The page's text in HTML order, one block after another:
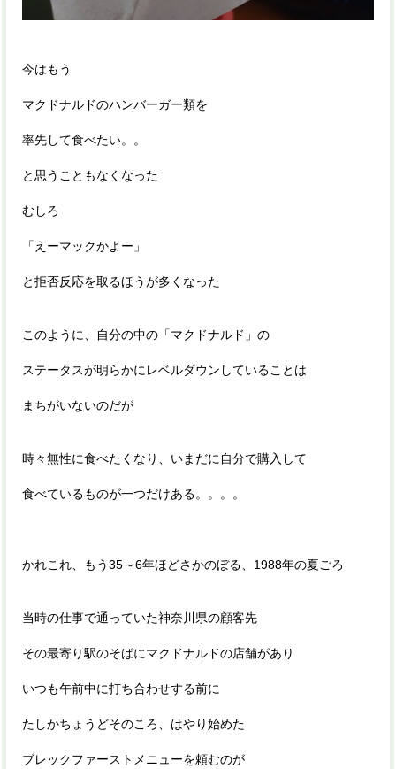
今はもう
マクドナルドのハンバーガー類を
率先して食べたい。。
と思うこともなくなった
むしろ
「えーマックかよー」
と拒否反応を取るほうが多くなった
このように、自分の中の「マクドナルド」の
ステータスが明らかにレベルダウンしていることは
まちがいないのだが
時々無性に食べたくなり、いまだに自分で購入して
食べているものが一つだけある。。。。
かれこれ、もう35～6年ほどさかのぼる、1988年の夏ごろ
当時の仕事で通っていた神奈川県の顧客先
その最寄り駅のそばにマクドナルドの店舗があり
いつも午前中に打ち合わせする前に
たしかちょうどそのころ、はやり始めた
ブレックファーストメニューを頼むのが